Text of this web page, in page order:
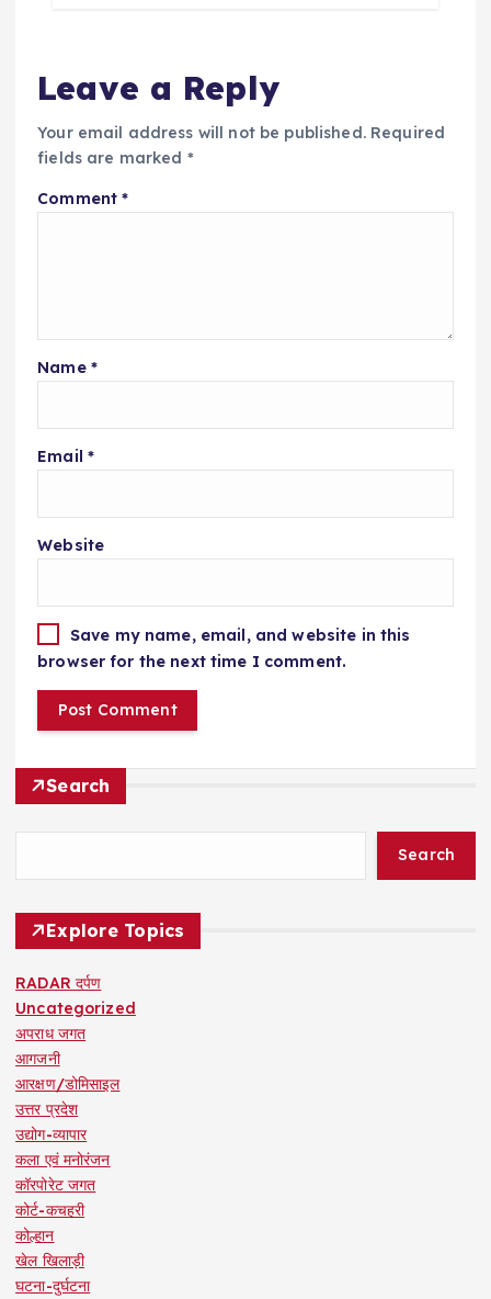
Leave a Reply
Your email address will not be published. Required
fields are marked *
Comment*
Name *
Email *
Website
Save my name, email, and website in this
browser for the next time I comment.
Search
Search
Explore Topics
RADAR दर्पण
Uncategorized
अपराध जगत
आगजनी
आरक्षण/डोमिसाइल
उत्तर प्रदेश
उद्योग-व्यापार
कला एवं मनोरंजन
कॉरपोरेट जगत
कोर्ट-कचहरी
कोल्हान
खेल खिलाड़ी
घटना-दुर्घटना